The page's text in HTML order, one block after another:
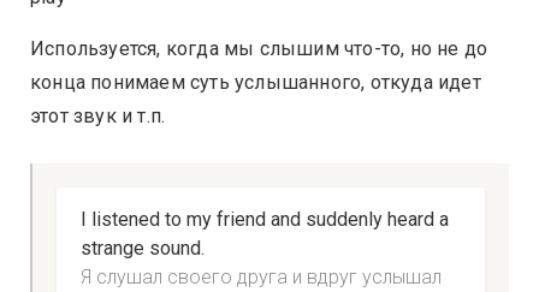
Используется, когда мы слышим что-то, но не до
конца понимаем суть услышанного, откуда идет
этот звук и т.п.
I listened to my friend and suddenly heard a
strange sound.
Я слушал своего друга и вдруг услышал